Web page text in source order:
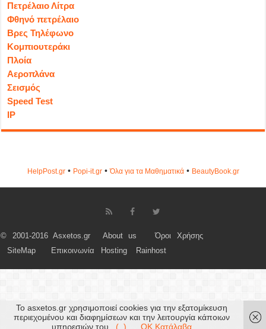
Πετρέλαιο Λίτρα
Φθηνό πετρέλαιο
Βρες Τηλέφωνο
Κομπιουτεράκι
Πλοία
Αεροπλάνα
Σεισμός
Speed Test
IP
HelpPost.gr• Popi-it.gr•Όλα για τα Μαθηματικά• ΒeautyΒook.gr
© 2001-2016 Asxetos.gr About us
Όροι Χρήσης
SiteMap
Επικοινωνία Hosting Rainhost
Το asxetos.gr χρησιμοποιεί cookies για την εξατομίκευση
περιεχομένου και διαφημίσεων και την λειτουργία κάποιων
υπηρεσιών του.
(..) OK Κατάλαβα